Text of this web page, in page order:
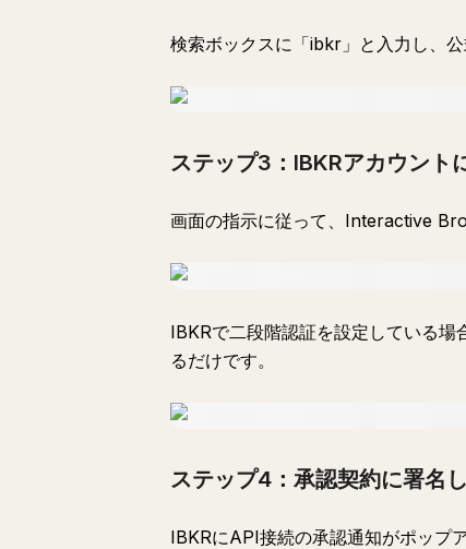
I. 接続チュートリアル：IBKRをClaudeに接続する5つのステップ
検索ボックスに「ibkr」と入力し、
ステップ3：IBKRアカウント
画面の指示に従って、Interactive
IBKRで二段階認証を設定している
るだけです。
ステップ4：承認契約に署名
IBKRにAPI接続の承認通知がポップ